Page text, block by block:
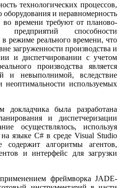
технологических процессов,
оборудования и неравномерность
во времени требуют от планово-
предприятий способности
в режиме реального времени, что
загруженности производства и
и диспетчировании с учетом
производства является
и невыполнимой, вследствие
неоптимальности используемых
докладчика была разработана
и диспетчеризации
осуществлялось, используя
языке C# в среде Visual Studio
алгоритмы агентов,
и интерфейс для загрузки
фреймворка JADE-